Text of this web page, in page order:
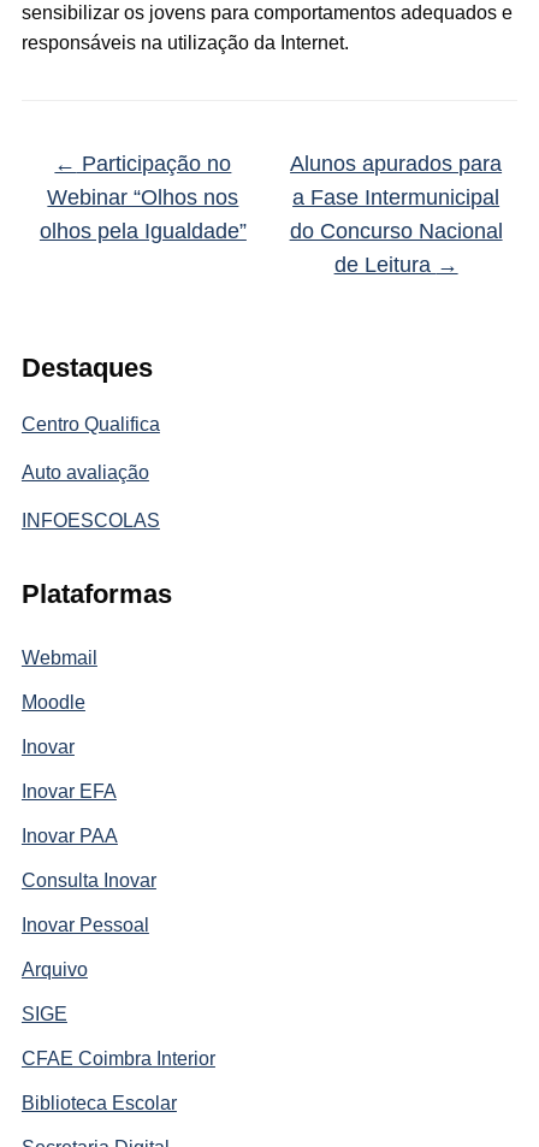
Destaques
Centro Qualifica
Auto avaliação
INFOESCOLAS
Plataformas
Webmail
Moodle
Inovar
Inovar EFA
Inovar PAA
Consulta Inovar
Inovar Pessoal
Arquivo
SIGE
CFAE Coimbra Interior
Biblioteca Escolar
sensibilizar os jovens para comportamentos adequados e
responsáveis na utilização da Internet.
← Participação no
Webinar “Olhos nos
olhos pela Igualdade”
Alunos apurados para
a Fase Intermunicipal
do Concurso Nacional
de Leitura →